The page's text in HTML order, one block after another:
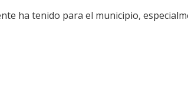
ha tenido para el municipio,